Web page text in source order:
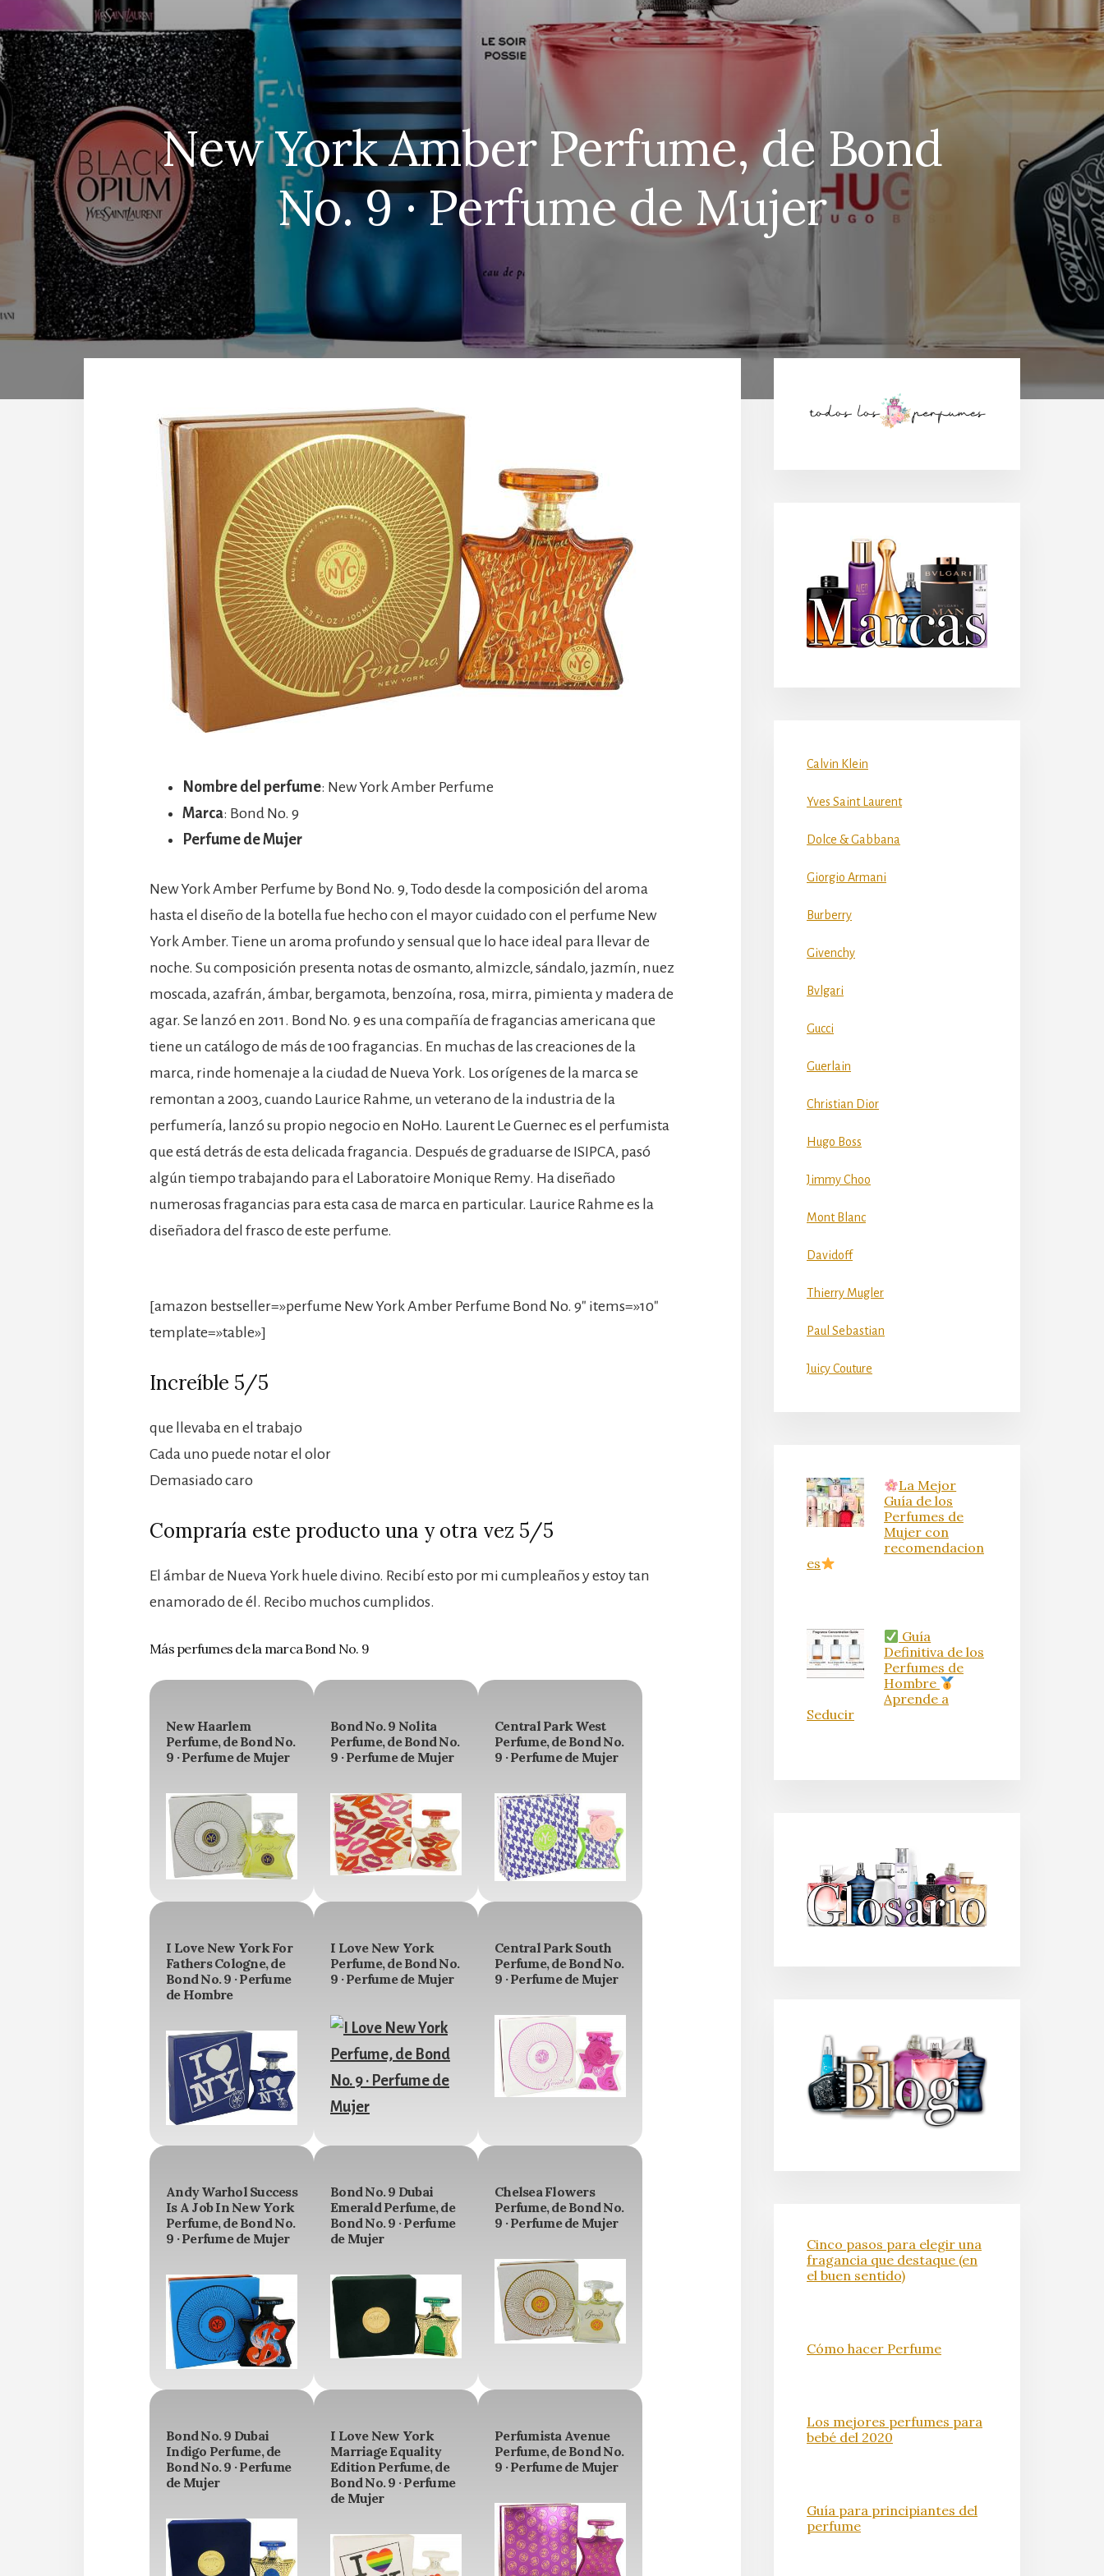
New York Amber Perfume, de Bond
No. 9 · Perfume de Mujer
Nombre del perfume: New York Amber Perfume
Marca: Bond No. 9
Perfume de Mujer
New York Amber Perfume by Bond No. 9, Todo desde la composición del aroma
hasta el diseño de la botella fue hecho con el mayor cuidado con el perfume New
York Amber. Tiene un aroma profundo y sensual que lo hace ideal para llevar de
noche. Su composición presenta notas de osmanto, almizcle, sándalo, jazmín, nuez
moscada, azafrán, ámbar, bergamota, benzoína, rosa, mirra, pimienta y madera de
agar. Se lanzó en 2011. Bond No. 9 es una compañía de fragancias americana que
tiene un catálogo de más de 100 fragancias. En muchas de las creaciones de la
marca, rinde homenaje a la ciudad de Nueva York. Los orígenes de la marca se
remontan a 2003, cuando Laurice Rahme, un veterano de la industria de la
perfumería, lanzó su propio negocio en NoHo. Laurent Le Guernec es el perfumista
que está detrás de esta delicada fragancia. Después de graduarse de ISIPCA, pasó
algún tiempo trabajando para el Laboratoire Monique Remy. Ha diseñado
numerosas fragancias para esta casa de marca en particular. Laurice Rahme es la
diseñadora del frasco de este perfume.
[amazon bestseller=»perfume New York Amber Perfume Bond No. 9″ items=»10″
template=»table»]
Increíble 5/5
que llevaba en el trabajo
Cada uno puede notar el olor
Demasiado caro
Compraría este producto una y otra vez 5/5
El ámbar de Nueva York huele divino. Recibí esto por mi cumpleaños y estoy tan
enamorado de él. Recibo muchos cumplidos.
Más perfumes de la marca Bond No. 9
New Haarlem
Perfume, de Bond No.
9 · Perfume de Mujer
Bond No. 9 Nolita
Perfume, de Bond No.
9 · Perfume de Mujer
Central Park West
Perfume, de Bond No.
9 · Perfume de Mujer
I Love New York For
Fathers Cologne, de
Bond No. 9 · Perfume
de Hombre
I Love New York
Perfume, de Bond No.
9 · Perfume de Mujer
Central Park South
Perfume, de Bond No.
9 · Perfume de Mujer
Andy Warhol Success
Is A Job In New York
Perfume, de Bond No.
9 · Perfume de Mujer
Bond No. 9 Dubai
Emerald Perfume, de
Bond No. 9 · Perfume
de Mujer
Chelsea Flowers
Perfume, de Bond No.
9 · Perfume de Mujer
Bond No. 9 Dubai
Indigo Perfume, de
Bond No. 9 · Perfume
de Mujer
I Love New York
Marriage Equality
Edition Perfume, de
Bond No. 9 · Perfume
de Mujer
Perfumista Avenue
Perfume, de Bond No.
9 · Perfume de Mujer
lateral
Calvin Klein
Yves Saint Laurent
Dolce & Gabbana
Giorgio Armani
Burberry
Givenchy
Bvlgari
Gucci
Guerlain
Christian Dior
Hugo Boss
Jimmy Choo
Mont Blanc
Davidoff
Thierry Mugler
Paul Sebastian
Juicy Couture
La Mejor
Guía de los
Perfumes de
Mujer con
recomendacion
es
Guía
Definitiva de los
Perfumes de
Hombre
Aprende a
Seducir
Cinco pasos para elegir una
fragancia que destaque (en
el buen sentido)
Cómo hacer Perfume
Los mejores perfumes para
bebé del 2020
Guía para principiantes del
perfume